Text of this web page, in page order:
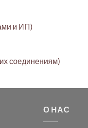
и ИП)
соединениям)
О НАС